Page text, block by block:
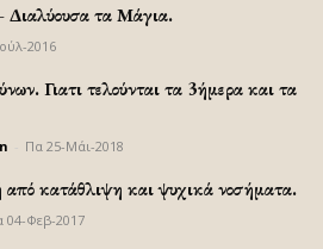
Διαλύουσα τα Μάγια.
2016
Γιατι τελούνται τα 3ήμερα και τα
Πα 25-Μάι-2018
κατάθλιψη και ψυχικά νοσήματα.
04-Φεβ-2017